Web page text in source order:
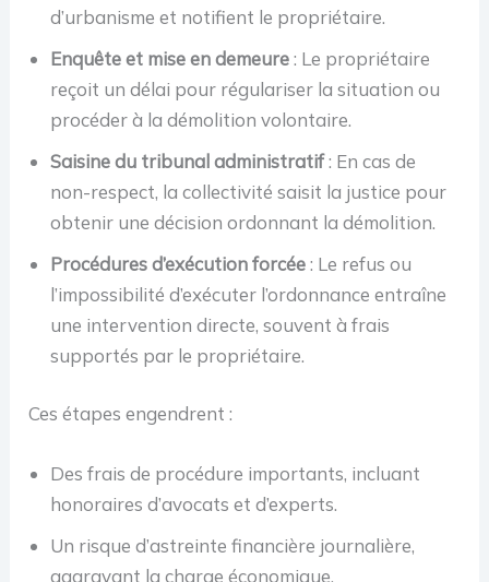
d’urbanisme et notifient le propriétaire.
Enquête et mise en demeure: Le propriétaire
reçoit un délai pour régulariser la situation ou
procéder à la démolition volontaire.
Saisine du tribunal administratif: En cas de
non-respect, la collectivité saisit la justice pour
obtenir une décision ordonnant la démolition.
Procédures d’exécution forcée: Le refus ou
l’impossibilité d’exécuter l’ordonnance entraîne
une intervention directe, souvent à frais
supportés par le propriétaire.
Ces étapes engendrent :
Des frais de procédure importants, incluant
honoraires d’avocats et d’experts.
Un risque d’astreinte financière journalière,
aggravant la charge économique.